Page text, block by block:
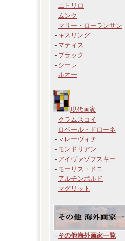
|- ユトリロ
|- ムンク
|- マリー・ローランサン
|- キスリング
|- マティス
|- ブラック
|- シーレ
|- ルオー
現代画家
|- クラムスコイ
|- ロベール・ドローネ
|- マレーヴィチ
|- モンドリアン
|- アイヴァゾフスキー
|- モーリス・ドニ
|- アルチンボルド
|- マグリット
|- その他海外画家一覧